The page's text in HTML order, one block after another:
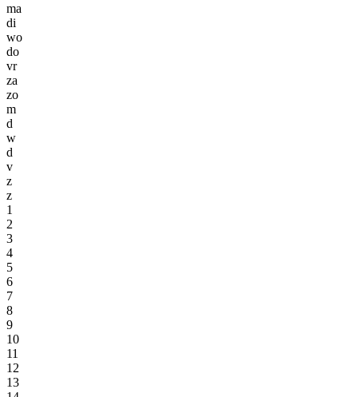
ma
di
wo
do
vr
za
zo
m
d
w
d
v
z
z
1
2
3
4
5
6
7
8
9
10
11
12
13